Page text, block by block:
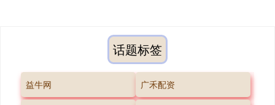
话题标签
益牛网 广禾配资